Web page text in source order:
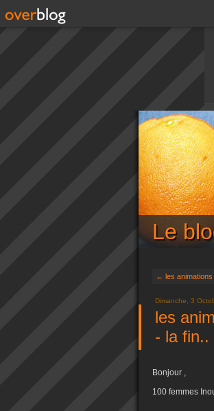
Le
← les animations
Dimanche, 3
les
- la fin..
Bonjour ,
100 femmes